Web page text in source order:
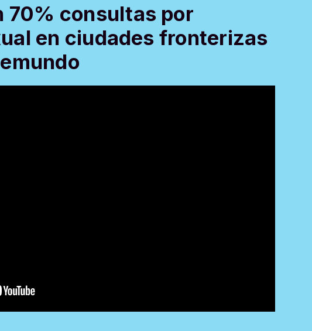
70% consultas por
en ciudades fronterizas